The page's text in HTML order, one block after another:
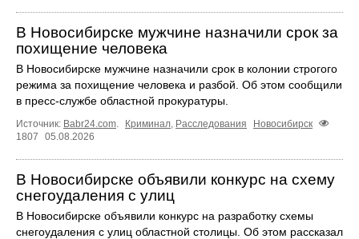
В Новосибирске мужчине назначили срок за
похищение человека
В Новосибирске мужчине назначили срок в колонии строгого
режима за похищение человека и разбой. Об этом сообщили
в пресс-службе областной прокуратуры.
Источник: Babr24.com. Криминал, Расследования
Новосибирск
1807
05.08.2026
В Новосибирске объявили конкурс на схему
снегоудаления с улиц
В Новосибирске объявили конкурс на разработку схемы
снегоудаления с улиц областной столицы. Об этом рассказал